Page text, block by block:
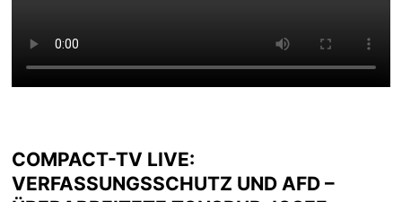
COMPACT-TV LIVE:
VERFASSUNGSSCHUTZ UND AFD –